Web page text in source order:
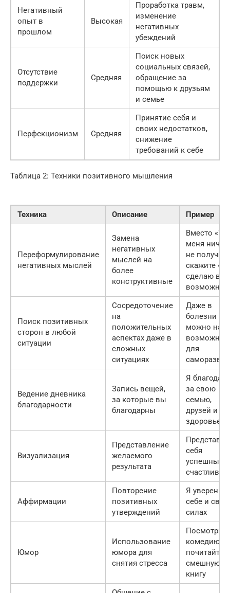
Негативный
опыт в
прошлом
Высокая
Проработка травм,
изменение
негативных
убеждений
Отсутствие
поддержки
Средняя
Поиск новых
социальных связей,
обращение за
помощью к друзьям
и семье
Перфекционизм Средняя
Принятие себя и
своих недостатков,
снижение
требований к себе
Таблица 2: Техники позитивного мышления
Техника Описание Пример
Переформулирование
негативных мыслей
Замена
негативных
мыслей на
более
конструктивные
Вместо «У
меня
не
скажите «Я
сделаю все
Поиск позитивных
сторон в любой
ситуации
Сосредоточение
на
положительных
аспектах даже в
сложных
ситуациях
Даже в
болезни
можно
для
Ведение дневника
благодарности
Запись вещей,
за которые вы
благодарны
Я
за свою
семью,
друзей и
здоровье
Визуализация
Представление
желаемого
результата
себя
успешным
Аффирмации
Повторение
позитивных
утверждений
Я уверен в
себе и
силах
Юмор
Использование
юмора для
снятия стресса
Посмотрите
комедию
почитайте
смешную
книгу